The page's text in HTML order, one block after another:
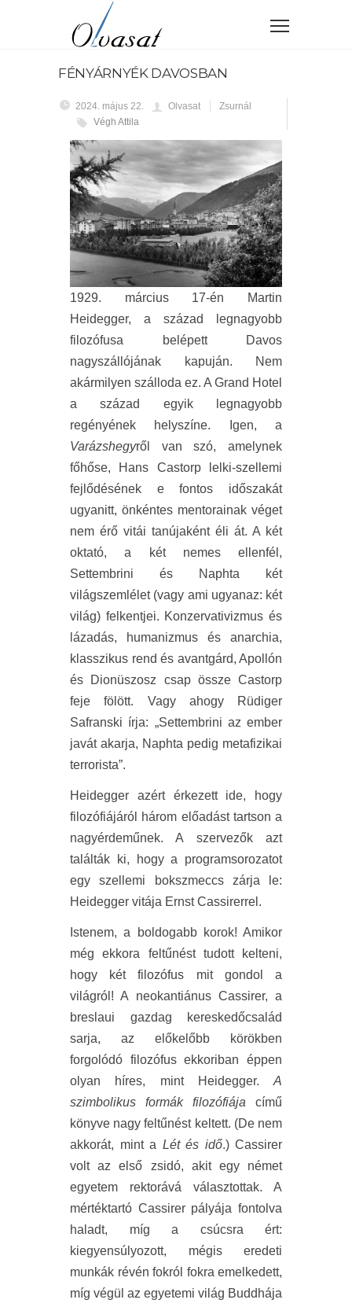
FÉNYÁRNYÉK DAVOSBAN
2024. május 22. Olvasat
Zsurnál
Végh Attila
1929. március 17-én Martin
Heidegger, a század legnagyobb
filozófusa belépett Davos
nagyszállójának kapuján. Nem
akármilyen szálloda ez. A Grand Hotel
a század egyik legnagyobb
regényének helyszíne. Igen, a
Varázshegyről van szó, amelynek
főhőse, Hans Castorp lelki-szellemi
fejlődésének e fontos időszakát
ugyanitt, önkéntes mentorainak véget
nem érő vitái tanújaként éli át. A két
oktató, a két nemes ellenfél,
Settembrini és Naphta két
világszemlélet (vagy ami ugyanaz: két
világ) felkentjei. Konzervativizmus és
lázadás, humanizmus és anarchia,
klasszikus rend és avantgárd, Apollón
és Dionüszosz csap össze Castorp
feje fölött. Vagy ahogy Rüdiger
Safranski írja: „Settembrini az ember
javát akarja, Naphta pedig metafizikai
terrorista”.
Heidegger azért érkezett ide, hogy
filozófiájáról három előadást tartson a
nagyérdeműnek. A szervezők azt
találták ki, hogy a programsorozatot
egy szellemi bokszmeccs zárja le:
Heidegger vitája Ernst Cassirerrel.
Istenem, a boldogabb korok! Amikor
még ekkora feltűnést tudott kelteni,
hogy két filozófus mit gondol a
világról! A neokantiánus Cassirer, a
breslaui gazdag kereskedőcsalád
sarja, az előkelőbb körökben
forgolódó filozófus ekkoriban éppen
olyan híres, mint Heidegger. A
szimbolikus formák filozófiája című
könyve nagy feltűnést keltett. (De nem
akkorát, mint a Lét és idő.) Cassirer
volt az első zsidó, akit egy német
egyetem rektorává választottak. A
mértéktartó Cassirer pályája fontolva
haladt, míg a csúcsra ért:
kiegyensúlyozott, mégis eredeti
munkák révén fokról fokra emelkedett,
míg végül az egyetemi világ Buddhája